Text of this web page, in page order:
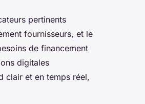
pertinents
fournisseurs, et le
de financement
digitales
clair et en temps réel,